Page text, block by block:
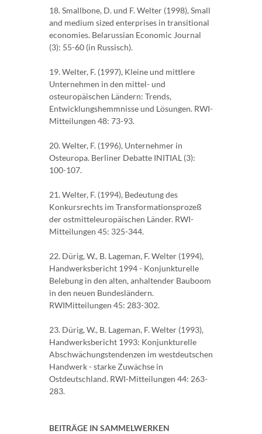
18. Smallbone, D. und F. Welter (1998), Small
and medium sized enterprises in transitional
economies. Belarussian Economic Journal
(3): 55-60 (in Russisch).
19. Welter, F. (1997), Kleine und mittlere
Unternehmen in den mittel- und
osteuropäischen Ländern: Trends,
Entwicklungshemmnisse und Lösungen. RWI-
Mitteilungen 48: 73-93.
20. Welter, F. (1996), Unternehmer in
Osteuropa. Berliner Debatte INITIAL (3):
100-107.
21. Welter, F. (1994), Bedeutung des
Konkursrechts im Transformationsprozeß
der ostmitteleuropäischen Länder. RWI-
Mitteilungen 45: 325-344.
22. Dürig, W., B. Lageman, F. Welter (1994),
Handwerksbericht 1994 - Konjunkturelle
Belebung in den alten, anhaltender Bauboom
in den neuen Bundesländern.
RWIMitteilungen 45: 283-302.
23. Dürig, W., B. Lageman, F. Welter (1993),
Handwerksbericht 1993: Konjunkturelle
Abschwächungstendenzen im westdeutschen
Handwerk - starke Zuwächse in
Ostdeutschland. RWI-Mitteilungen 44: 263-
283.
BEITRÄGE IN SAMMELWERKEN